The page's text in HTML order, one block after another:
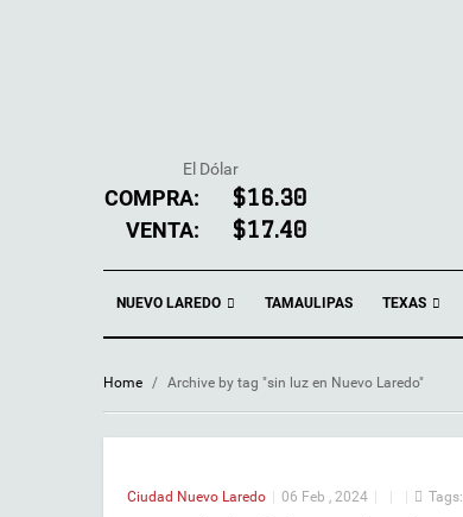
El Dólar
COMPRA: $16.30
VENTA: $17.40
NUEVO LAREDO TAMAULIPAS TEXAS
Home / Archive by tag "sin luz en Nuevo Laredo"
Ciudad Nuevo Laredo 06 Feb , 2024 Tags: